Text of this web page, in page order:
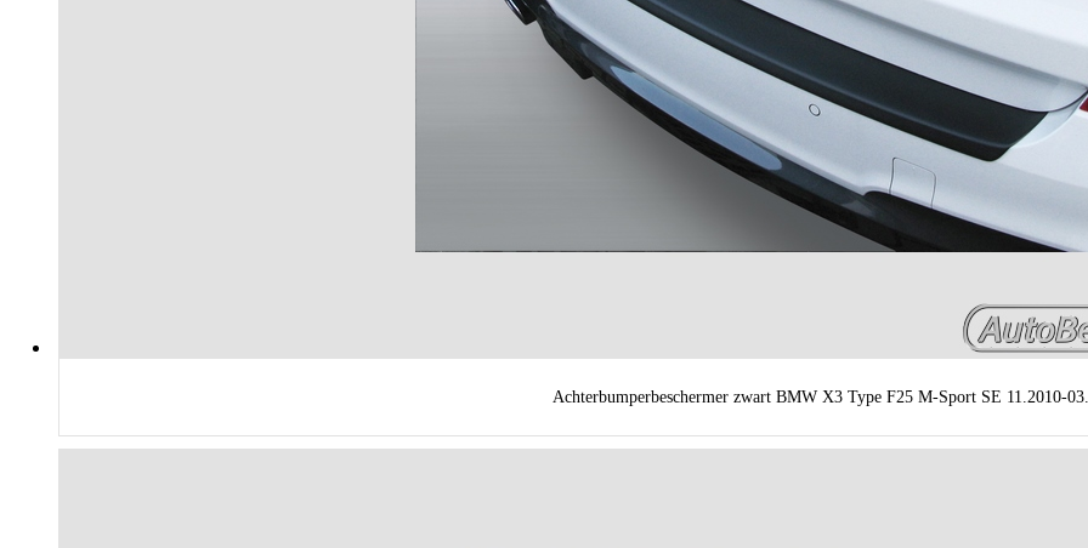
Achterbumperbeschermer zwart BMW X3 Type F25 M-Sport SE 11.2010-